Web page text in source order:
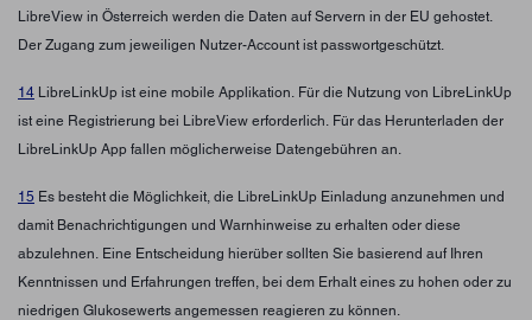
LibreView in Österreich werden die Daten auf Servern in der EU gehostet.
Der Zugang zum jeweiligen Nutzer-Account ist passwortgeschützt.
14 LibreLinkUp ist eine mobile Applikation. Für die Nutzung von LibreLinkUp
ist eine Registrierung bei LibreView erforderlich. Für das Herunterladen der
LibreLinkUp App fallen möglicherweise Datengebühren an.
15 Es besteht die Möglichkeit, die LibreLinkUp Einladung anzunehmen und
damit Benachrichtigungen und Warnhinweise zu erhalten oder diese
abzulehnen. Eine Entscheidung hierüber sollten Sie basierend auf Ihren
Kenntnissen und Erfahrungen treffen, bei dem Erhalt eines zu hohen oder zu
niedrigen Glukosewerts angemessen reagieren zu können.